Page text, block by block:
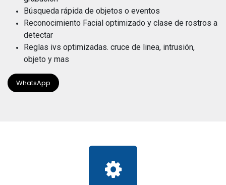
Búsqueda rápida de objetos o eventos
Reconocimiento Facial optimizado y clase de rostros a
detectar
Reglas ivs optimizadas. cruce de linea, intrusión,
objeto y mas
WhatsApp